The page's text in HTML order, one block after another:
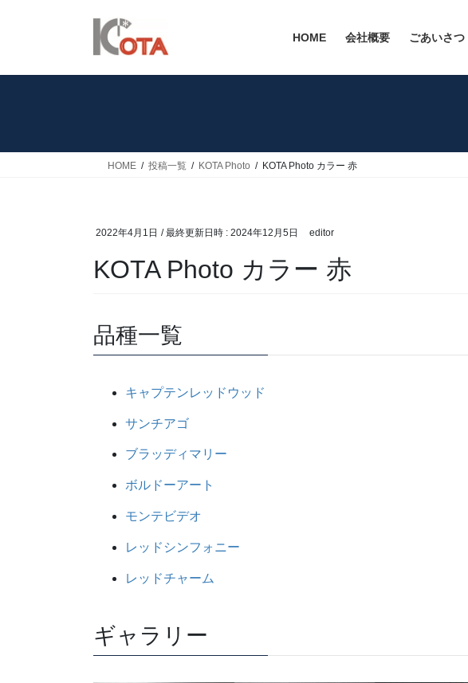
HOME 会社概要 ごあいさつ
HOME 投稿一覧 KOTA Photo KOTA Photo カラー 赤
2022年4月1日 / 最終更新日時 : 2024年12月5日 editor
KOTA Photo カラー 赤
品種一覧
キャプテンレッドウッド
サンチアゴ
ブラッディマリー
ボルドーアート
モンテビデオ
レッドシンフォニー
レッドチャーム
ギャラリー